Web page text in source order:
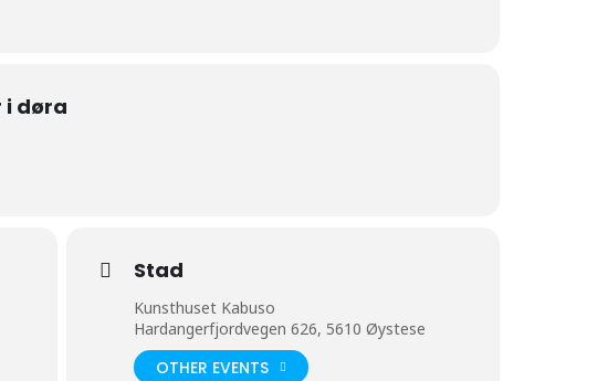
døra
Stad
Kunsthuset Kabuso
Hardangerfjordvegen 626, 5610 Øystese
OTHER EVENTS